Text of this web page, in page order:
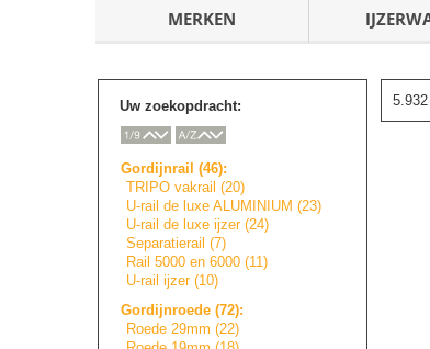
MERKEN
Uw zoekopdracht:
Gordijnrail (46):
TRIPO vakrail (20)
U-rail de luxe ALUMINIUM (23)
U-rail de luxe ijzer (24)
Separatierail (7)
Rail 5000 en 6000 (11)
U-rail ijzer (10)
Gordijnroede (72):
Roede 29mm (22)